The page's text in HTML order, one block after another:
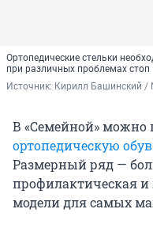
Ортопедические стельки
при различных проблемах стоп
Источник: Кирилл Башинский /
В «Семейной» можно
ортопедическую
Размерный ряд —
профилактическая и
модели для самых